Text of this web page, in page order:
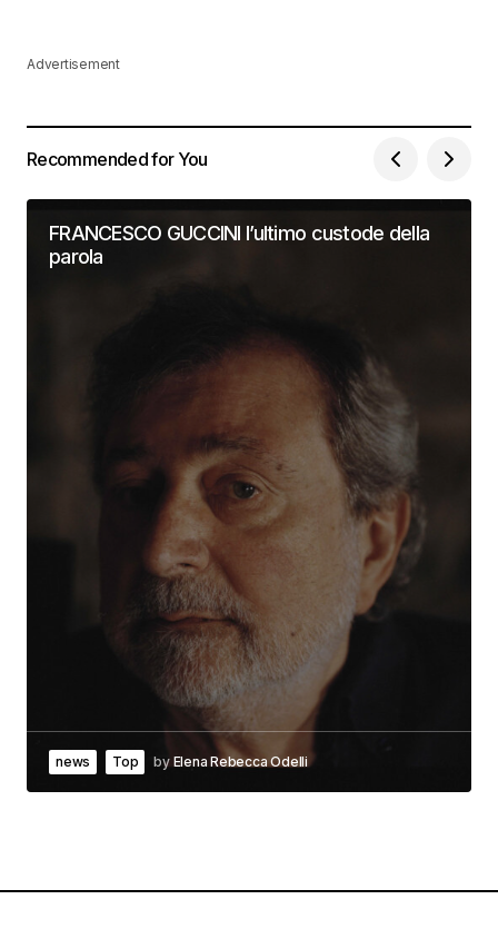
Advertisement
Recommended for You
FRANCESCO GUCCINI l’ultimo custode della
parola
news Top by Elena Rebecca Odelli